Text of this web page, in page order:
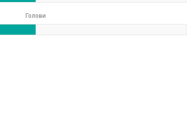
Голови